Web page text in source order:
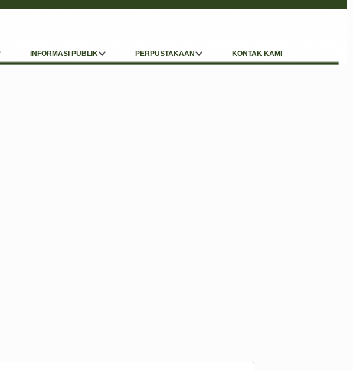
INFORMASI PUBLIK PERPUSTAKAAN KONTAK KAMI